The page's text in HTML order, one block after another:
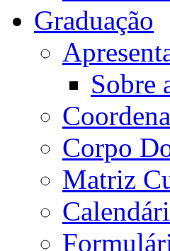
Graduação
Sobre
Corpo
Matriz